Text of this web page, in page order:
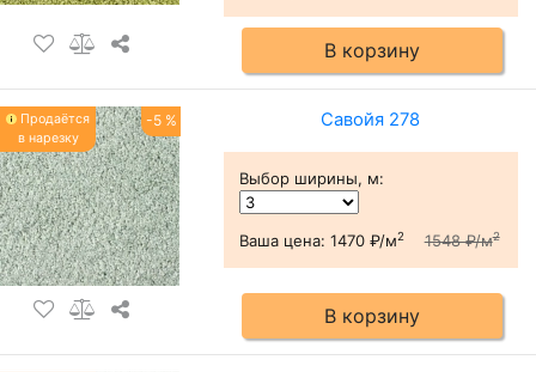
В корзину
-5 %
Продаётся
в нарезку
Савойя 278
Выбор ширины, м:
Ваша цена: 1470 ₽/м2 1548 ₽/м2
В корзину